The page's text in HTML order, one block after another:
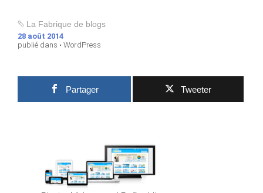
La Fabrique de blogs
28 août 2014
publié dans • WordPress
Partager Tweeter